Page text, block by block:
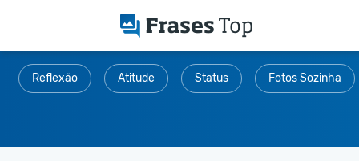
Reflexão Atitude Status Fotos Sozinha